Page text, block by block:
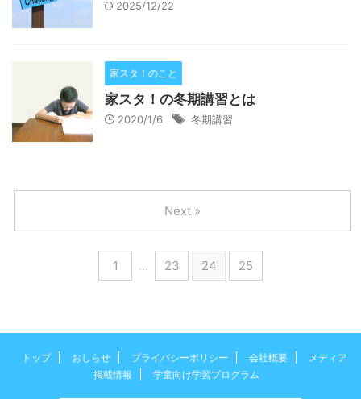
2025/12/22
家スタ！のこと
家スタ！の冬期講習とは
2020/1/6 冬期講習
1 … 23 24 25
Next »
トップ おしらせ プライバシーポリシー 会社概要
メディア
掲載情報
学童向け学習プログラム